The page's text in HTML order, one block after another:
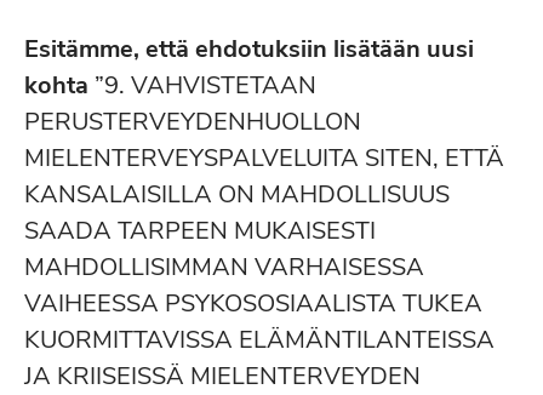
Esitämme, että ehdotuksiin lisätään uusi
kohta ”9. VAHVISTETAAN
PERUSTERVEYDENHUOLLON
MIELENTERVEYSPALVELUITA SITEN, ETTÄ
KANSALAISILLA ON MAHDOLLISUUS
SAADA TARPEEN MUKAISESTI
MAHDOLLISIMMAN VARHAISESSA
VAIHEESSA PSYKOSOSIAALISTA TUKEA
KUORMITTAVISSA ELÄMÄNTILANTEISSA
JA KRIISEISSÄ MIELENTERVEYDEN